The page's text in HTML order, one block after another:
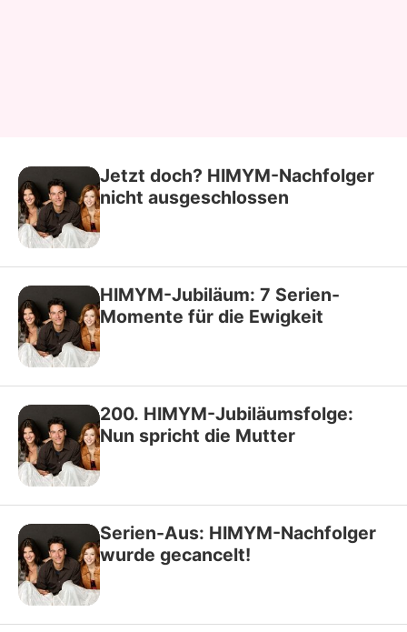
Jetzt doch? HIMYM-Nachfolger
nicht ausgeschlossen
HIMYM-Jubiläum: 7 Serien-
Momente für die Ewigkeit
200. HIMYM-Jubiläumsfolge:
Nun spricht die Mutter
Serien-Aus: HIMYM-Nachfolger
wurde gecancelt!